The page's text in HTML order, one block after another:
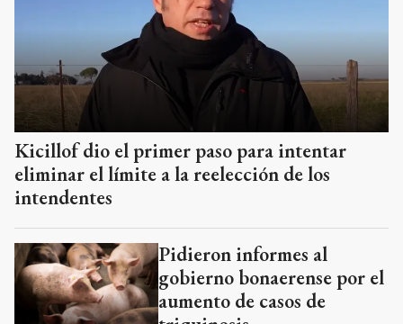
Kicillof dio el primer paso para intentar
eliminar el límite a la reelección de los
intendentes
Pidieron informes al
gobierno bonaerense por el
aumento de casos de